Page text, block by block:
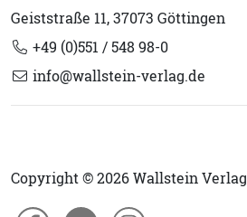
Geiststraße 11, 37073 Göttingen
+49 (0)551 / 548 98-0
info@wallstein-verlag.de
Copyright © 2026 Wallstein Verlag